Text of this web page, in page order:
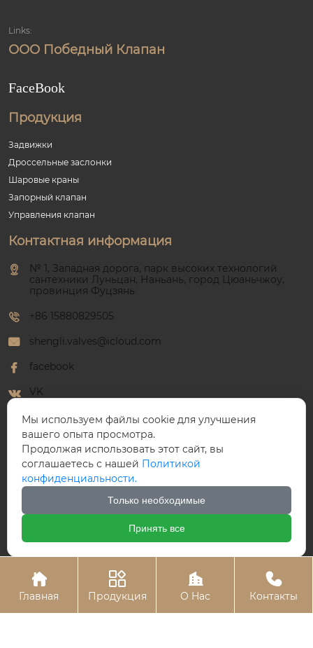
Links:
ООО Победный Клапан
FaceBook
Продукция
Задвижки
Дроссельные заслонки
Шаровые краны
Запорный клапан
Управления клапан
Контактная информация
№ 1, Западная дорога, парк высоких технологий
сантехники Луньцан, Наньань, город Цюаньчжоу,
провинция Фуцзянь
+86 15880829505
shengli.valves@icloud.com
facebook
VK
WhatsApp
ООО Победный Клапан

Главная

Продукция

О Hас

Контакты
Мы используем файлы cookie для улучшения
вашего опыта просмотра.
Продолжая использовать этот сайт, вы
соглашаетесь с нашей Политикой
конфиденциальности.
Только необходимые
Принять все